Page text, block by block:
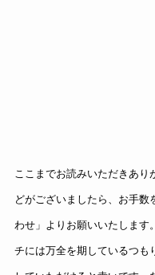
ここまでお読みいただきあり
どがございましたら、お手
わせ」よりお願いいたします
チには万全を期しているつも